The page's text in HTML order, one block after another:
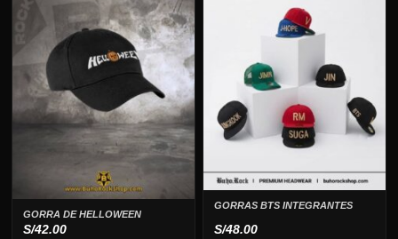
GORRA DE HELLOWEEN
S/42.00
GORRAS BTS INTEGRANTES
S/48.00